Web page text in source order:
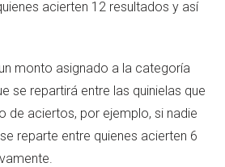
acierten 12 resultados y así
monto asignado a la categoría
se repartirá entre las quinielas que
de aciertos, por ejemplo, si nadie
reparte entre quienes acierten 6